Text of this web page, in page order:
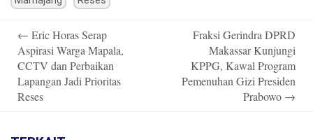
navigation
← Eric Horas Serap
Aspirasi Warga Mapala,
CCTV dan Perbaikan
Lapangan Jadi Prioritas
Reses
Fraksi Gerindra DPRD
Makassar Kunjungi
KPPG, Kawal Program
Pemenuhan Gizi Presiden
Prabowo →